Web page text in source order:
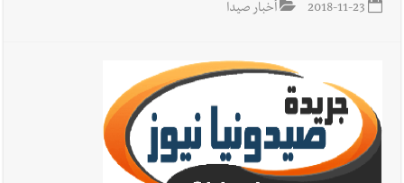
بلدية صيدا : حجز مركبتي توكتوك وتغريم صاحبهما
2018-11-23 أخبار صيدا